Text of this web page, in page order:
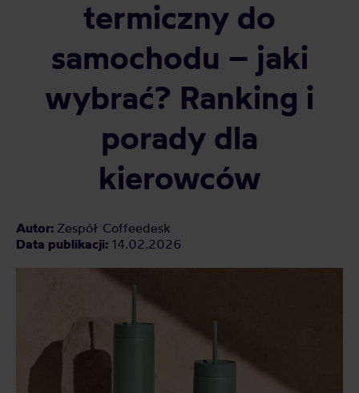
termiczny do
samochodu – jaki
wybrać? Ranking i
porady dla
kierowców
Autor: Zespół Coffeedesk
Data publikacji: 14.02.2026